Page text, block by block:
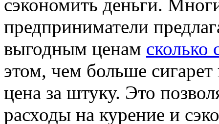
сэкономить деньги.
предприниматели
выгодным ценам сколько
этом, чем больше
цена за штуку. Это
расходы на курение и